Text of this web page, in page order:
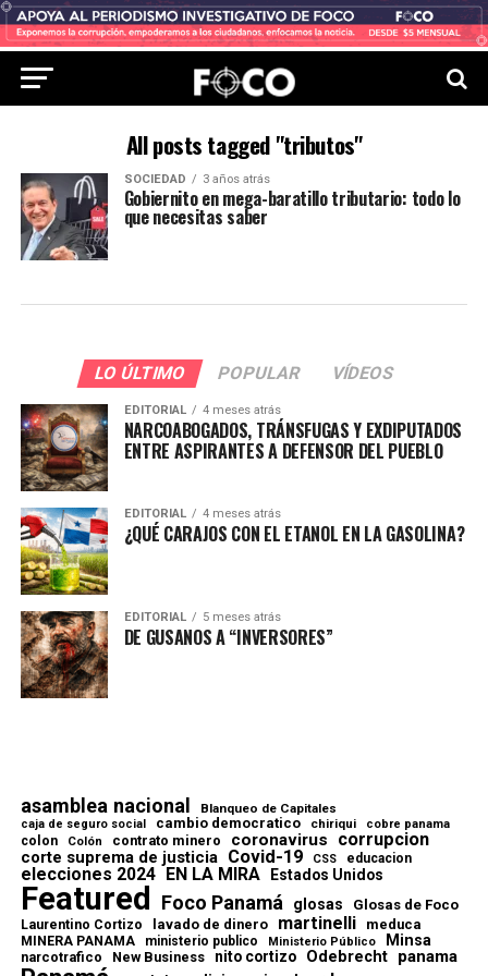
All posts tagged "tributos"
SOCIEDAD 3 años atrás
Gobiernito en mega-baratillo tributario: todo lo
que necesitas saber
LO ÚLTIMO POPULAR VÍDEOS
EDITORIAL 4 meses atrás
NARCOABOGADOS, TRÁNSFUGAS Y EXDIPUTADOS
ENTRE ASPIRANTES A DEFENSOR DEL PUEBLO
EDITORIAL 4 meses atrás
¿QUÉ CARAJOS CON EL ETANOL EN LA GASOLINA?
EDITORIAL 5 meses atrás
DE GUSANOS A “INVERSORES”
asamblea nacional Blanqueo de Capitales
caja de seguro social cambio democratico chiriqui cobre panama
colon Colón contrato minero coronavirus corrupcion
corte suprema de justicia Covid-19 CSS educacion
elecciones 2024 EN LA MIRA Estados Unidos
Featured Foco Panamá glosas Glosas de Foco
Laurentino Cortizo lavado de dinero martinelli meduca
MINERA PANAMA ministerio publico Ministerio Público Minsa
narcotrafico New Business nito cortizo Odebrecht panama